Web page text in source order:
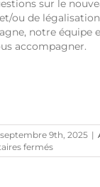
sur le
ou de
notre équipe
accompagner.
septembre 9th, 2025 |
ferméssur
Le